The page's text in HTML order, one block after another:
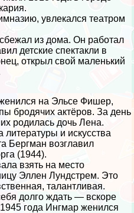
увлекался театром
из дома. Он работал
детские спектакли в
открыл свой маленький
на Эльсе Фишер,
бродячих актёров. За день
родилась дочь Лена.
литературы и искусства
Бергман возглавил
(1944).
взять на место
Эллен Лундстрем. Это
талантливая.
долго ждать — вскоре
года Ингмар женился